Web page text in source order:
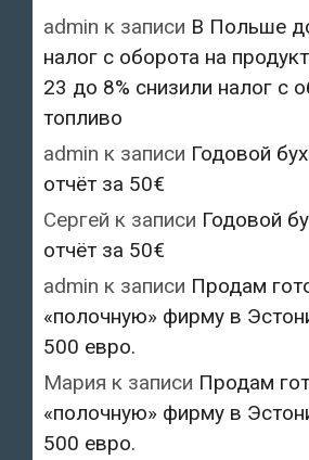
admin к записи В Польше
налог с оборота на
23 до 8% снизили налог с
топливо
admin к записи Годовой
отчёт за 50€
Сергей к записи Годовой
отчёт за 50€
admin к записи Продам
«полочную» фирму в
500 евро.
Мария к записи Продам
«полочную» фирму в
500 евро.